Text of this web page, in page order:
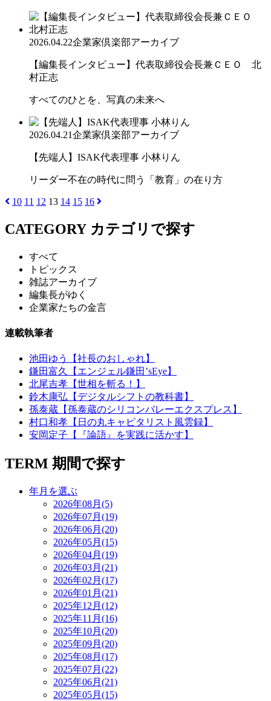
2026.04.22企業家倶楽部アーカイブ
【編集長インタビュー】代表取締役会長兼ＣＥＯ 北
村正志
すべてのひとを、写真の未来へ
2026.04.21企業家倶楽部アーカイブ
【先端人】ISAK代表理事 小林りん
リーダー不在の時代に問う「教育」の在り方
10 11 12 13 14 15 16
CATEGORY カテゴリで探す
すべて
トピックス
雑誌アーカイブ
編集長がゆく
企業家たちの金言
連載執筆者
池田ゆう【社長のおしゃれ】
鎌田富久【エンジェル鎌田’sEye】
北尾吉孝【世相を斬る！】
鈴木康弘【デジタルシフトの教科書】
孫泰蔵【孫泰蔵のシリコンバレーエクスプレス】
村口和孝【日の丸キャピタリスト風雲録】
安岡定子【『論語』を実践に活かす】
TERM 期間で探す
年月を選ぶ
2026年08月(5)
2026年07月(19)
2026年06月(20)
2026年05月(15)
2026年04月(19)
2026年03月(21)
2026年02月(17)
2026年01月(21)
2025年12月(12)
2025年11月(16)
2025年10月(20)
2025年09月(20)
2025年08月(17)
2025年07月(22)
2025年06月(21)
2025年05月(15)